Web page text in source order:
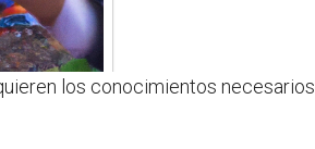
los conocimientos necesarios